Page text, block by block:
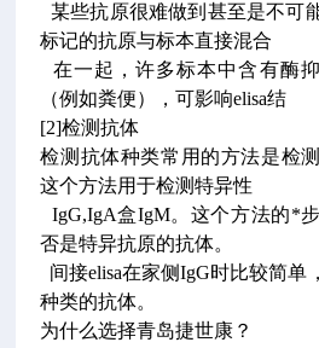
某些抗原很难做到甚至是不可
标记的抗原与标本直接混合
在一起，许多标本中含有酶
（例如粪便），可影响elisa结
[2]检测抗体
检测抗体种类常用的方法是检
这个方法用于检测特异性
IgG,IgA盒IgM。这个方法的*
否是特异抗原的抗体。
间接elisa在家侧IgG时比较简单
种类的抗体。
为什么选择青岛捷世康？